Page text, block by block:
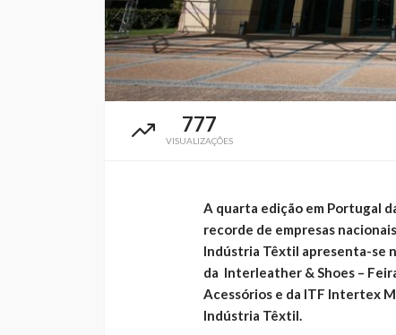
777
VISUALIZAÇÕES
A quarta edição em Portugal
recorde de empresas
Indústria Têxtil apresenta-se
da Interleather & Shoes –
Acessórios e da ITF Intertex
Indústria Têxtil.